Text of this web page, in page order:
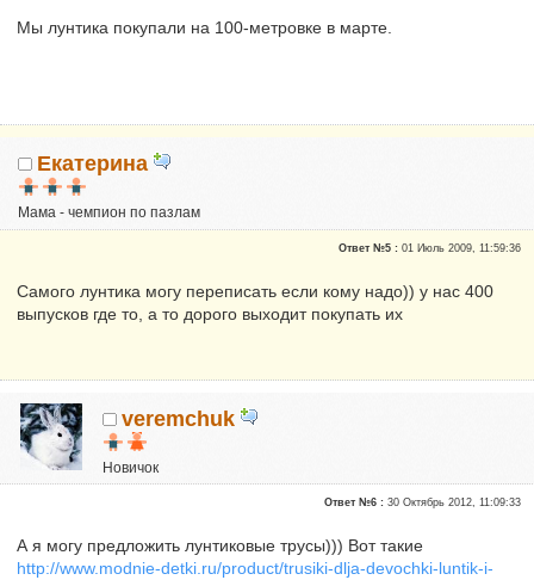
Мы лунтика покупали на 100-метровке в марте.
Екатерина
Мама - чемпион по пазлам
Репутация:
Ответ №5 :01 Июль 2009, 11:59:36
Самого лунтика могу переписать если кому надо)) у нас 400
выпусков где то, а то дорого выходит покупать их
veremchuk
Новичок
Ответ №6 :30 Октябрь 2012, 11:09:33
А я могу предложить лунтиковые трусы))) Вот такие
http://www.modnie-detki.ru/product/trusiki-dlja-devochki-luntik-i-